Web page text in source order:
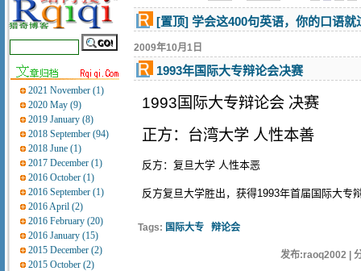
2021 November (1)
2020 May (9)
2019 January (8)
2018 September (94)
2018 June (1)
2017 December (1)
2016 October (1)
2016 September (1)
2016 April (2)
2016 February (20)
2016 January (15)
2015 December (2)
2015 October (2)
[置顶] 学会这400句英语，你的口语就
2009年10月1日
1993年国际大专辩论会决赛
1993国际大专辩论会 决赛
正方：台湾大学 人性本善
反方：复旦大学 人性本恶
反方复旦大学胜出，获得1993年首届国际大专
Tags: 国际大专 辩论会
发布:raoq2002 |